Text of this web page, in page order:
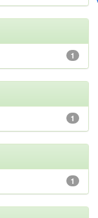
1
1
1